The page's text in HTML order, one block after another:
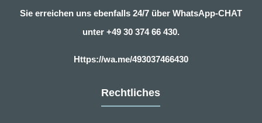
Sie erreichen uns ebenfalls 24/7 über WhatsApp-CHAT
unter +49 30 374 66 430.
Https://wa.me/493037466430
Rechtliches